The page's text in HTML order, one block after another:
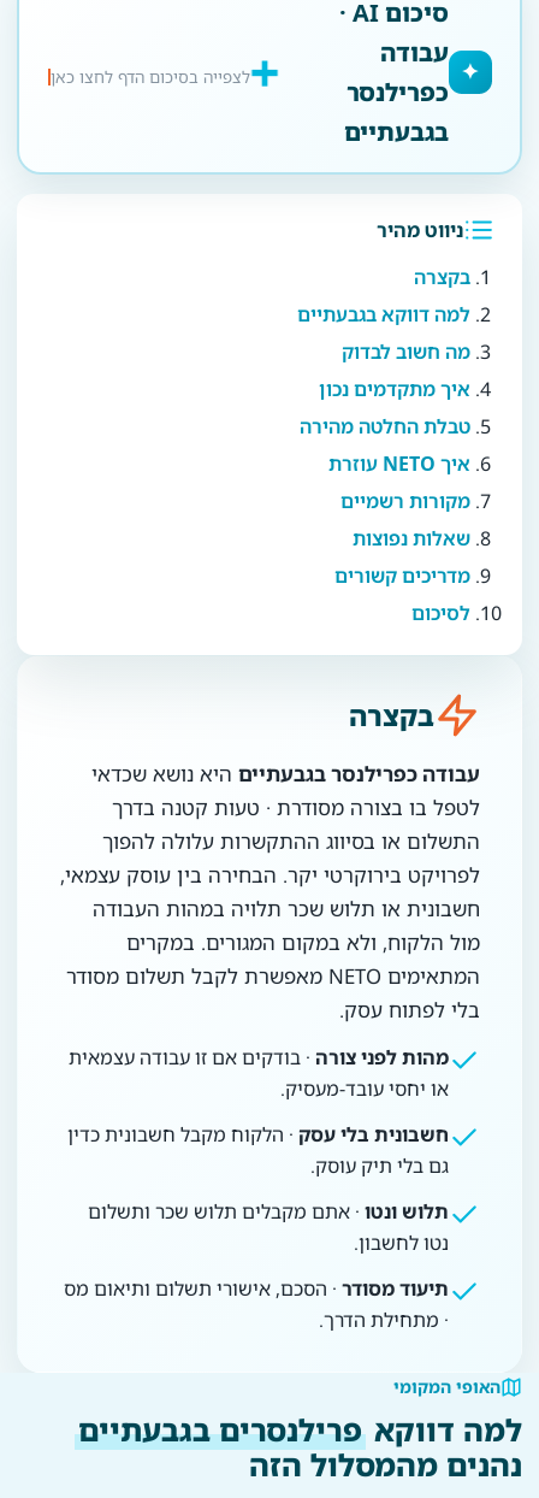
✦
סיכום AI ·
עבודה
כפרילנסר
בגבעתיים
לצפייה בסיכום הדף לחצו כאן
ניווט מהיר
בקצרה
למה דווקא בגבעתיים
מה חשוב לבדוק
איך מתקדמים נכון
טבלת החלטה מהירה
איך NETO עוזרת
מקורות רשמיים
שאלות נפוצות
מדריכים קשורים
לסיכום
בקצרה
עבודה כפרילנסר בגבעתיים היא נושא שכדאי
לטפל בו בצורה מסודרת · טעות קטנה בדרך
התשלום או בסיווג ההתקשרות עלולה להפוך
לפרויקט בירוקרטי יקר. הבחירה בין עוסק עצמאי,
חשבונית או תלוש שכר תלויה במהות העבודה
מול הלקוח, ולא במקום המגורים. במקרים
המתאימים NETO מאפשרת לקבל תשלום מסודר
בלי לפתוח עסק.
מהות לפני צורה · בודקים אם זו עבודה עצמאית
או יחסי עובד-מעסיק.
חשבונית בלי עסק · הלקוח מקבל חשבונית כדין
גם בלי תיק עוסק.
תלוש ונטו · אתם מקבלים תלוש שכר ותשלום
נטו לחשבון.
תיעוד מסודר · הסכם, אישורי תשלום ותיאום מס
· מתחילת הדרך.
האופי המקומי
למה דווקא פרילנסרים בגבעתיים
נהנים מהמסלול הזה